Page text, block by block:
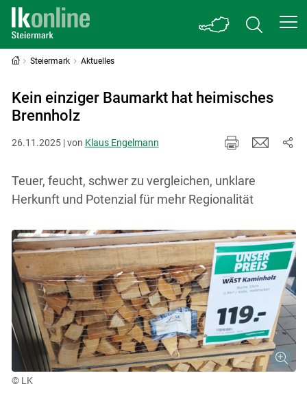
Steiermark Aktuelles
Kein einziger Baumarkt hat heimisches
Brennholz
26.11.2025 | von Klaus Engelmann
Teuer, feucht, schwer zu vergleichen, unklare
Herkunft und Potenzial für mehr Regionalität
© LK